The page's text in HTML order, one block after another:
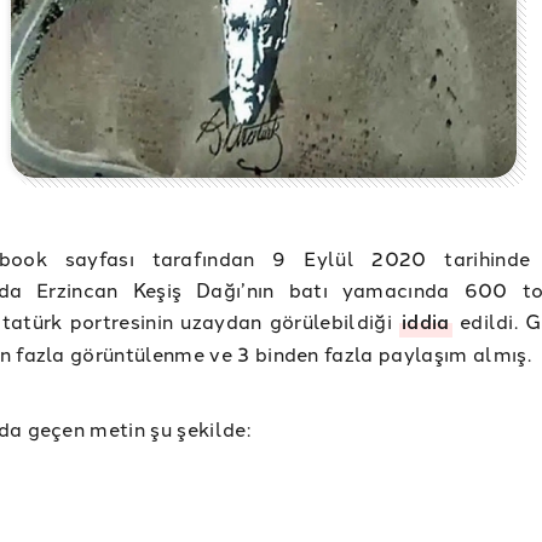
sayfası tarafından 9 Eylül 2020 tarihinde
Erzincan Keşiş Dağı’nın batı yamacında 600
portresinin uzaydan görülebildiğiiddiaedildi.
fazla görüntülenme ve 3 binden fazla paylaşım almış.
geçen metin şu şekilde: